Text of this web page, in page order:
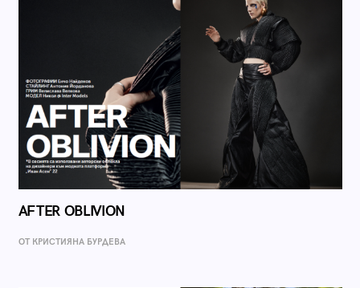
AFTER OBLIVION
ОТ КРИСТИЯНА БУРДЕВА